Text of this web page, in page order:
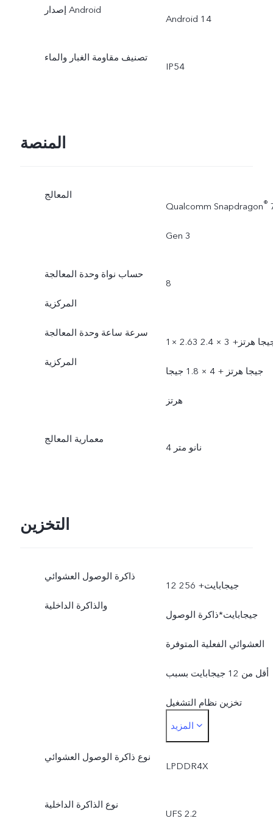
إصدار Android
Android 14
تصنيف مقاومة الغبار والماء
IP54
المنصة
المعالج
Qualcomm Snapdragon®
Gen 3
حساب نواة وحدة المعالجة
المركزية
8
سرعة ساعة وحدة المعالجة
المركزية
1× 2.63 جيجا هرتز+ 3 × 2.4
جيجا هرتز + 4 × 1.8 جيجا
هرتز
معمارية المعالج
4 نانو متر
التخزين
ذاكرة الوصول العشوائي
والذاكرة الداخلية
12 جيجابايت+ 256
جيجابايت*ذاكرة الوصول
العشوائي الفعلية المتوفرة
أقل من 12 جيجابايت بسبب
تخزين نظام التشغيل
والتطبيقات المثبتة
مسبقًا.*الذاكرة الداخلية
جيجابايت بسبب تخزين نظام
المزيد
نوع ذاكرة الوصول العشوائي
LPDDR4X
نوع الذاكرة الداخلية
UFS 2.2